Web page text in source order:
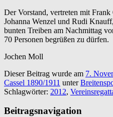
Der Vorstand, vertreten mit
Johanna Wenzel und Rudi
bunten Treiben am Nachmittag
70 Personen begrüßen zu dürfen.
Jochen Moll
Dieser Beitrag wurde am 7.
Cassel 1890/1911 unter
Schlagwörter: 2012,
Beitragsnavigation